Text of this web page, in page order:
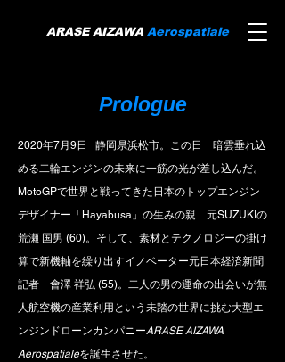
ARASE AIZAWA Aerospatiale
Prologue
2020年7月9日 静岡県浜松市。 この日 暗雲垂れ込
める二輪エンジンの未来に一筋の光が差し込んだ。
MotoGPで世界と戦ってきた 日本のトップエンジン
デザイナー「Hayabusa」の生みの親 元SUZUKIの
荒瀬 国男 (60)。 そして、素材とテクノロジーの掛け
算で新機軸を繰り出すイノベーター元日本経済新聞
記者 會澤 祥弘 (55)。 二人の男の運命の出会いが無
人航空機の産業利用という 未踏の世界に挑む大型エ
ンジンドローンカンパニー​ARASE AIZAWA
Aerospatialeを誕生させた。